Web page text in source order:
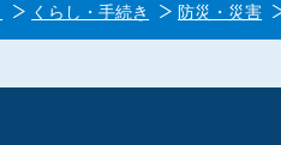
くらし・手続き 防災・災害